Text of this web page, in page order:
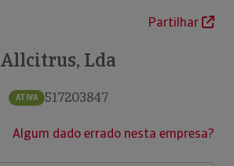
Partilhar
Allcitrus, Lda
ATIVA 517203847
Algum dado errado nesta empresa?